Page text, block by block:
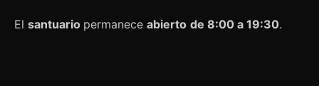
El santuario permanece abierto de 8:00 a 19:30.